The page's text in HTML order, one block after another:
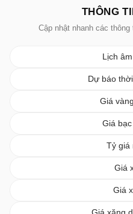
THÔNG
Cập nhật nhanh các
Lịch
Dự báo
Giá
Giá
Tỷ giá
Giá
Giá
Giá xăng